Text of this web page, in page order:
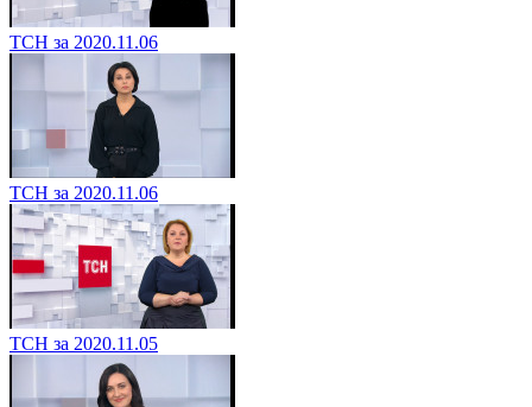
ТСН за 2020.11.06
ТСН за 2020.11.06
ТСН за 2020.11.05